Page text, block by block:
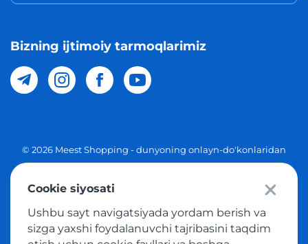
Bizning ijtimoiy tarmoqlarimiz
© 2026 Meest Shopping - dunyoning onlayn-do'konlaridan
O'zbekistonga xaridlarni yetkazib berish. Barcha huquqlar
Ommaviy taklif
Cookie siyosati
Ushbu sayt navigatsiyada yordam berish va
sizga yaxshi foydalanuvchi tajribasini taqdim